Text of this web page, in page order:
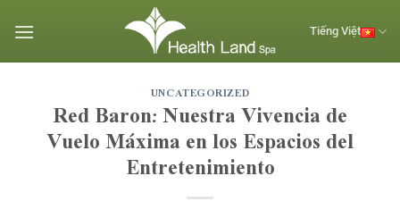
qua
Tiếng Việt
UNCATEGORIZED
Red Baron: Nuestra Vivencia de
Vuelo Máxima en los Espacios del
Entretenimiento